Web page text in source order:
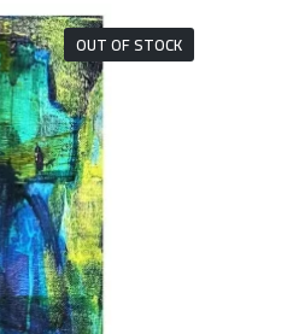
OUT OF STOCK